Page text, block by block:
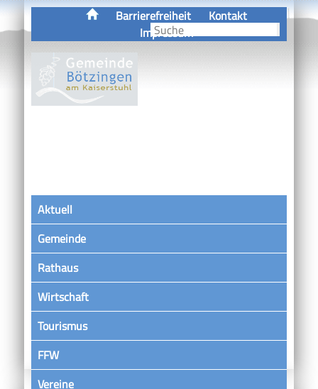
Barrierefreiheit
Kontakt
Impressum
Aktuell
Gemeinde
Rathaus
Wirtschaft
Tourismus
FFW
VereineSatzungen